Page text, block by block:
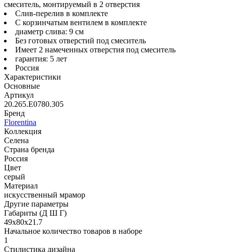
смеситель, монтируемый в 2 отверстия
Слив-перелив в комплекте
С корзинчатым вентилем в комплекте
диаметр слива: 9 см
Без готовых отверстий под смеситель
Имеет 2 намеченных отверстия под смеситель
гарантия: 5 лет
Россия
Характеристики
Основные
Артикул
20.265.E0780.305
Бренд
Florentina
Коллекция
Селена
Страна бренда
Россия
Цвет
серый
Материал
искусственный мрамор
Другие параметры
Габариты (Д Ш Г)
49х80х21.7
Начальное количество товаров в наборе
1
Стилистика дизайна